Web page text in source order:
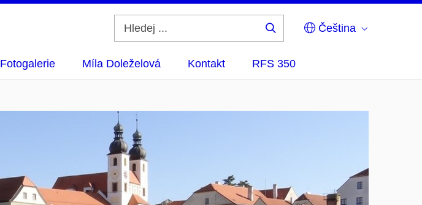
Čeština
Fotogalerie Míla Doleželová Kontakt RFS 350